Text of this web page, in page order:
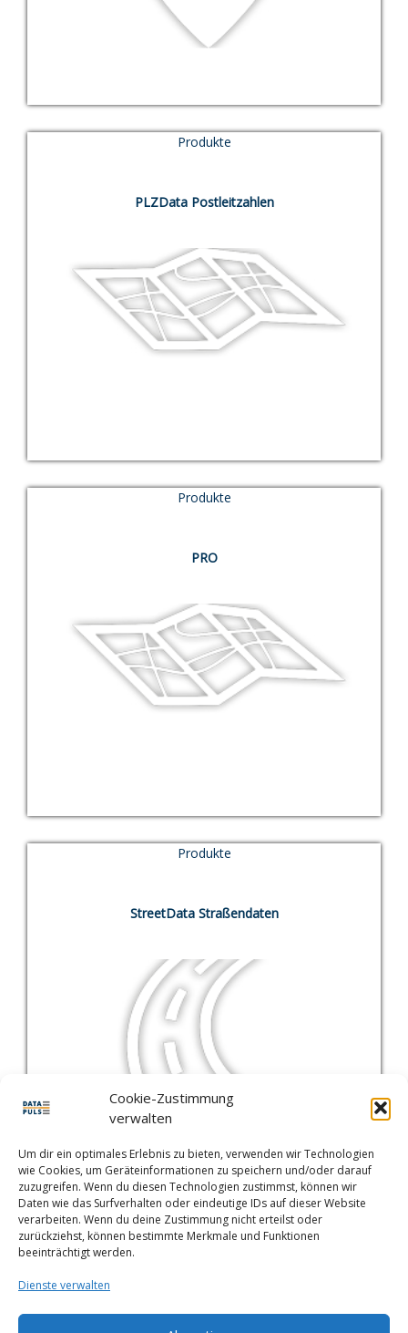
Cookie-Zustimmung
verwalten
Um dir ein optimales Erlebnis zu bieten, verwenden wir Technologien
wie Cookies, um Geräteinformationen zu speichern und/oder darauf
zuzugreifen. Wenn du diesen Technologien zustimmst, können wir
Daten wie das Surfverhalten oder eindeutige IDs auf dieser Website
verarbeiten. Wenn du deine Zustimmung nicht erteilst oder
zurückziehst, können bestimmte Merkmale und Funktionen
beeinträchtigt werden.
Dienste verwalten
Produkte
PLZData Postleitzahlen
Produkte
PRO
Produkte
StreetData Straßendaten